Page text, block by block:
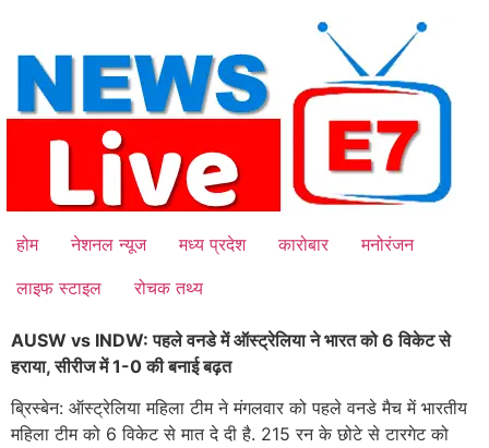
content
होम नेशनल न्यूज मध्य प्रदेश कारोबार
मनोरंजन
लाइफ स्टाइल
रोचक तथ्य
AUSW vs INDW: पहले वनडे में ऑस्ट्रेलिया ने भारत को 6 विकेट से
हराया, सीरीज में 1-0 की बनाई बढ़त
ब्रिस्बेन: ऑस्ट्रेलिया महिला टीम ने मंगलवार को पहले वनडे मैच में भारतीय
महिला टीम को 6 विकेट से मात दे दी है. 215 रन के छोटे से टारगेट को